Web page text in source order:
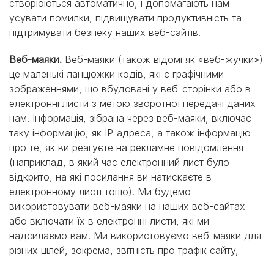
створюються автоматично, і допомагають нам
усувати помилки, підвищувати продуктивність та
підтримувати безпеку наших веб-сайтів.
Веб-маяки. Веб-маяки (також відомі як «веб-жучки»)
це маленькі ланцюжки кодів, які є графічними
зображеннями, що вбудовані у веб-сторінки або в
електронні листи з метою зворотної передачі даних
нам. Інформація, зібрана через веб-маяки, включає
таку інформацію, як IP-адреса, а також інформацію
про те, як ви реагуєте на рекламне повідомлення
(наприклад, в який час електронний лист було
відкрито, на які посилання ви натискаєте в
електронному листі тощо). Ми будемо
використовувати веб-маяки на наших веб-сайтах
або включати їх в електронні листи, які ми
надсилаємо вам. Ми використовуємо веб-маяки для
різних цілей, зокрема, звітність про трафік сайту,